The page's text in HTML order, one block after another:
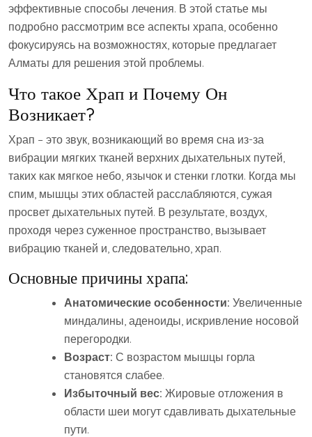
эффективные способы лечения. В этой статье мы
подробно рассмотрим все аспекты храпа, особенно
фокусируясь на возможностях, которые предлагает
Алматы для решения этой проблемы.
Что такое Храп и Почему Он
Возникает?
Храп – это звук, возникающий во время сна из-за
вибрации мягких тканей верхних дыхательных путей,
таких как мягкое небо, язычок и стенки глотки. Когда мы
спим, мышцы этих областей расслабляются, сужая
просвет дыхательных путей. В результате, воздух,
проходя через суженное пространство, вызывает
вибрацию тканей и, следовательно, храп.
Основные причины храпа:
Анатомические особенности: Увеличенные
миндалины, аденоиды, искривление носовой
перегородки.
Возраст: С возрастом мышцы горла
становятся слабее.
Избыточный вес: Жировые отложения в
области шеи могут сдавливать дыхательные
пути.